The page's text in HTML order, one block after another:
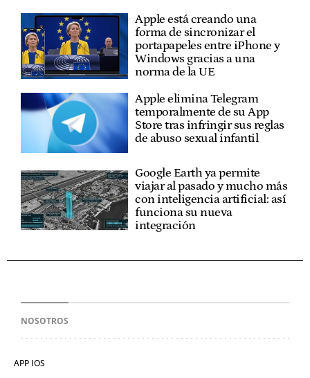
Apple está creando una
forma de sincronizar el
portapapeles entre iPhone y
Windows gracias a una
norma de la UE
Apple elimina Telegram
temporalmente de su App
Store tras infringir sus reglas
de abuso sexual infantil
Google Earth ya permite
viajar al pasado y mucho más
con inteligencia artificial: así
funciona su nueva
integración
NOSOTROS
APP IOS